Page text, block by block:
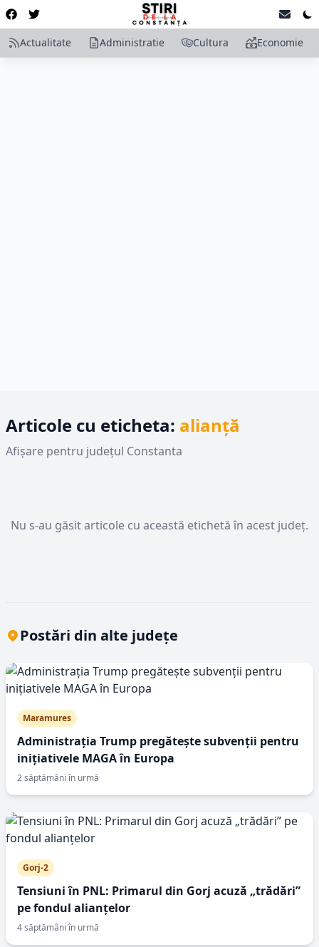
Actualitate Administratie Cultura Economie
Articole cu eticheta: alianță
Afișare pentru județul Constanta
Nu s-au găsit articole cu această etichetă în acest județ.
Postări din alte județe
Maramures
Administrația Trump pregătește subvenții pentru
inițiativele MAGA în Europa
2 săptămâni în urmă
Gorj-2
Tensiuni în PNL: Primarul din Gorj acuză „trădări”
pe fondul alianțelor
4 săptămâni în urmă